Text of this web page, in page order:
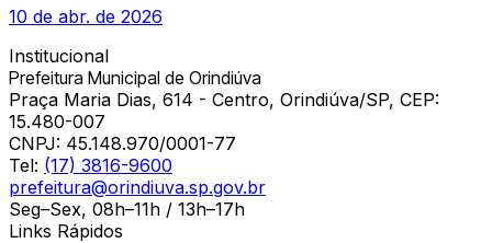
10 de abr. de 2026
Institucional
Prefeitura Municipal de Orindiúva
Praça Maria Dias, 614 - Centro, Orindiúva/SP, CEP:
15.480-007
CNPJ: 45.148.970/0001-77
Tel: (17) 3816-9600
prefeitura@orindiuva.sp.gov.br
Seg–Sex, 08h–11h / 13h–17h
Links Rápidos